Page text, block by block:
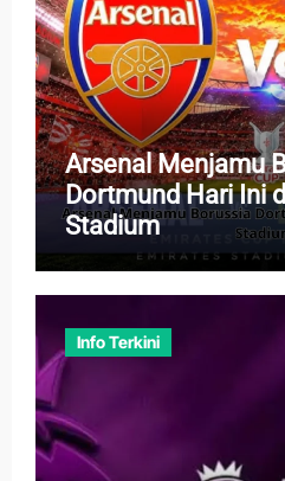
Arsenal Menjamu
Dortmund Hari Ini
Stadium
Info Terkini